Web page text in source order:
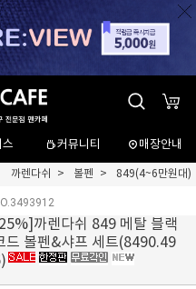
스 커뮤니티 매장안내
까렌다쉬 볼펜 849(4~6만원대)
25%]까렌다쉬 849 메탈 블랙
드 볼펜&샤프 세트(8490.49